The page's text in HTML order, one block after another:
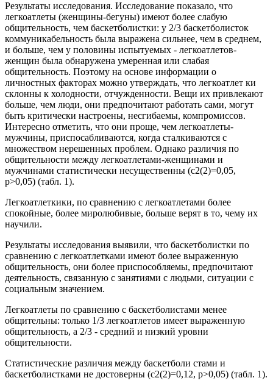
Результаты исследования. Исследование показало, что
легкоатлеты (женщины-бегуны) имеют более слабую
общительность, чем баскетболистки: у 2/3 баскетболисток
коммуникабельность была выражена сильнее, чем в среднем,
и больше, чем у половины испытуемых - легкоатлетов-
женщин была обнаружена умеренная или слабая
общительность. Поэтому на основе информации о
личностных факторах можно утверждать, что легкоатлет ки
склонны к холодности, отчужденности. Вещи их привлекают
больше, чем люди, они предпочитают работать сами, могут
быть критически настроены, несгибаемы, компромиссов.
Интересно отметить, что они проще, чем легкоатлеты-
мужчины, приспосабливаются, когда сталкиваются с
множеством нерешенных проблем. Однако различия по
общительности между легкоатлетами-женщинами и
мужчинами статистически несущественны (c2(2)=0,05,
p>0,05) (табл. 1).
Легкоатлеткики, по сравнению с легкоатлетами более
спокойные, более миролюбивые, больше верят в то, чему их
научили.
Результаты исследования выявили, что баскетболистки по
сравнению с легкоатлетками имеют более выраженную
общительность, они более приспособляемы, предпочитают
деятельность, связанную с занятиями с людьми, ситуации с
социальным значением.
Легкоатлеты по сравнению с баскетболистами менее
общительны: только 1/3 легкоатлетов имеет выраженную
общительность, а 2/3 - средний и низкий уровни
общительности.
Статистические различия между баскетболи стами и
баскетболистками не достоверны (c2(2)=0,12, p>0,05) (табл. 1).